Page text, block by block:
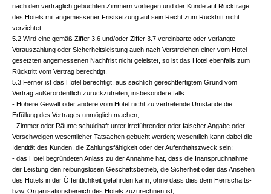
nach den vertraglich gebuchten Zimmern vorliegen und der Kunde auf Rückfrage
des Hotels mit angemessener Fristsetzung auf sein Recht zum Rücktritt nicht
verzichtet.
5.2 Wird eine gemäß Ziffer 3.6 und/oder Ziffer 3.7 vereinbarte oder verlangte
Vorauszahlung oder Sicherheitsleistung auch nach Verstreichen einer vom Hotel
gesetzten angemessenen Nachfrist nicht geleistet, so ist das Hotel ebenfalls zum
Rücktritt vom Vertrag berechtigt.
5.3 Ferner ist das Hotel berechtigt, aus sachlich gerechtfertigtem Grund vom
Vertrag außerordentlich zurückzutreten, insbesondere falls
- Höhere Gewalt oder andere vom Hotel nicht zu vertretende Umstände die
Erfüllung des Vertrages unmöglich machen;
- Zimmer oder Räume schuldhaft unter irreführender oder falscher Angabe oder
Verschweigen wesentlicher Tatsachen gebucht werden; wesentlich kann dabei die
Identität des Kunden, die Zahlungsfähigkeit oder der Aufenthaltszweck sein;
- das Hotel begründeten Anlass zu der Annahme hat, dass die Inanspruchnahme
der Leistung den reibungslosen Geschäftsbetrieb, die Sicherheit oder das Ansehen
des Hotels in der Öffentlichkeit gefährden kann, ohne dass dies dem Herrschafts-
bzw. Organisationsbereich des Hotels zuzurechnen ist;